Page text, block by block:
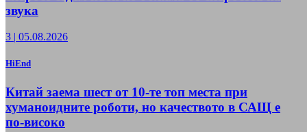
звука
3 | 05.08.2026
HiEnd
Китай заема шест от 10-те топ места при
хуманоидните роботи, но качеството в САЩ е
по-високо